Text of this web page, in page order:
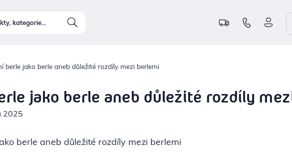
berle jako berle aneb důležité rozdíly mezi berlemi
jako berle aneb důležité rozdíly
2025
berle aneb důležité rozdíly mezi berlemi